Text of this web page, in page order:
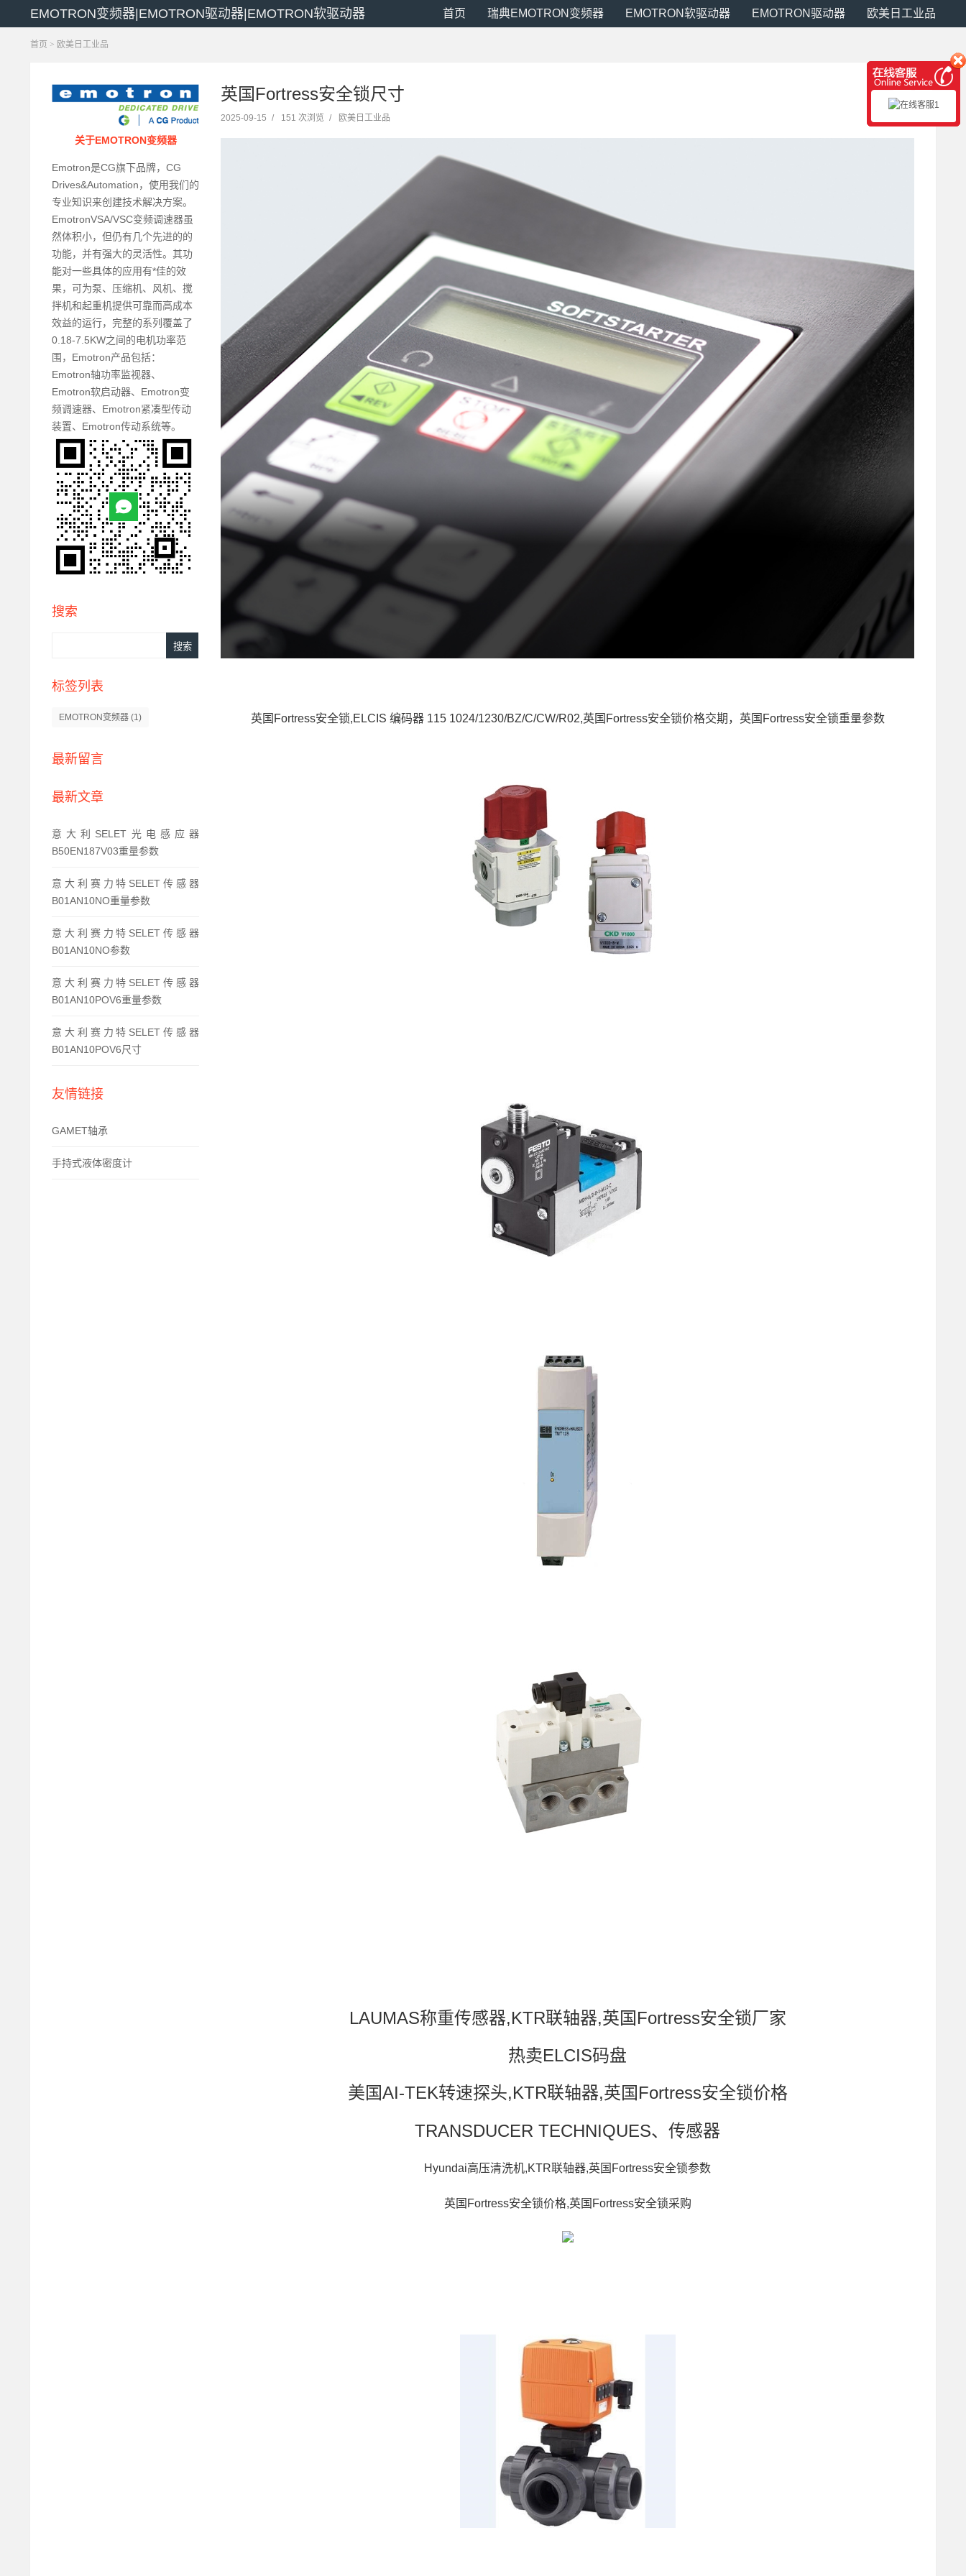
EMOTRON变频器|EMOTRON驱动器|EMOTRON软驱动器 首页 瑞典EMOTRON变频器 EMOTRON软驱动器 EMOTRON驱动器 欧美日工业品
首页 > 欧美日工业品
关于EMOTRON变频器
Emotron是CG旗下品牌，CG
Drives&Automation，使用我们的
专业知识来创建技术解决方案。
EmotronVSA/VSC变频调速器虽
然体积小，但仍有几个先进的的
功能，并有强大的灵活性。其功
能对一些具体的应用有*佳的效
果，可为泵、压缩机、风机、搅
拌机和起重机提供可靠而高成本
效益的运行，完整的系列覆盖了
0.18-7.5KW之间的电机功率范
围，Emotron产品包括：
Emotron轴功率监视器、
Emotron软启动器、Emotron变
频调速器、Emotron紧凑型传动
装置、Emotron传动系统等。
搜索
标签列表
EMOTRON变频器 (1)
最新留言
最新文章
意大利SELET光电感应器
B50EN187V03重量参数
意大利赛力特SELET传感器
B01AN10NO重量参数
意大利赛力特SELET传感器
B01AN10NO参数
意大利赛力特SELET传感器
B01AN10POV6重量参数
意大利赛力特SELET传感器
B01AN10POV6尺寸
友情链接
GAMET轴承
手持式液体密度计
英国Fortress安全锁尺寸
2025-09-15 / 151 次浏览 / 欧美日工业品
英国Fortress安全锁,ELCIS 编码器 115 1024/1230/BZ/C/CW/R02,英国Fortress安全锁价格交期，英国Fortress安全锁重量参数
LAUMAS称重传感器,KTR联轴器,英国Fortress安全锁厂家
热卖ELCIS码盘
美国AI-TEK转速探头,KTR联轴器,英国Fortress安全锁价格
TRANSDUCER TECHNIQUES、传感器
Hyundai高压清洗机,KTR联轴器,英国Fortress安全锁参数
英国Fortress安全锁价格,英国Fortress安全锁采购